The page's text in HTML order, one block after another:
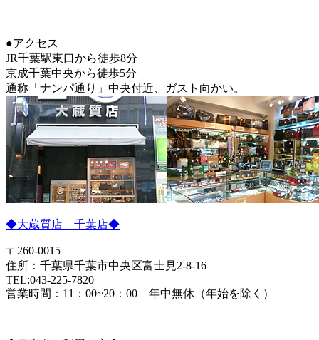
●アクセス
JR千葉駅東口から徒歩8分
京成千葉中央から徒歩5分
通称「ナンパ通り」中央付近、ガスト向かい。
◆大蔵質店 千葉店◆
〒260-0015
住所：千葉県千葉市中央区富士見2-8-16
TEL:043-225-7820
営業時間：11：00~20：00 年中無休（年始を除く）